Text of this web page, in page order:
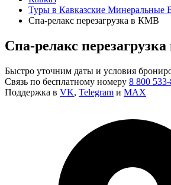
Туры в Кавказские Минеральные
Спа-релакс перезагрузка в КМВ
Спа-релакс
Быстро уточним даты и условия
Связь по бесплатному номеру 8 800
Поддержка в VK, Telegram и MAX